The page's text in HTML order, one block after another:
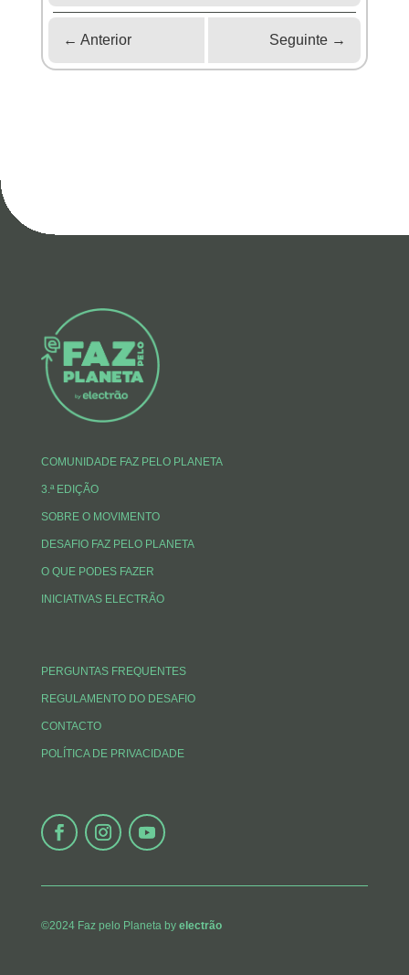
← Anterior Seguinte →
COMUNIDADE FAZ PELO PLANETA
3.ª EDIÇÃO
SOBRE O MOVIMENTO
DESAFIO FAZ PELO PLANETA
O QUE PODES FAZER
INICIATIVAS ELECTRÃO
PERGUNTAS FREQUENTES
REGULAMENTO DO DESAFIO
CONTACTO
POLÍTICA DE PRIVACIDADE
©2024 Faz pelo Planeta by electrão